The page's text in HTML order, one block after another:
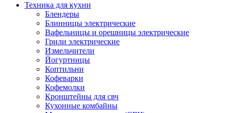
Техника для кухни
Блендеры
Блинницы электрические
Вафельницы и орешницы электрические
Грили электрические
Измельчители
Йогуртницы
Коптильни
Кофеварки
Кофемолки
Кронштейны для свч
Кухонные комбайны